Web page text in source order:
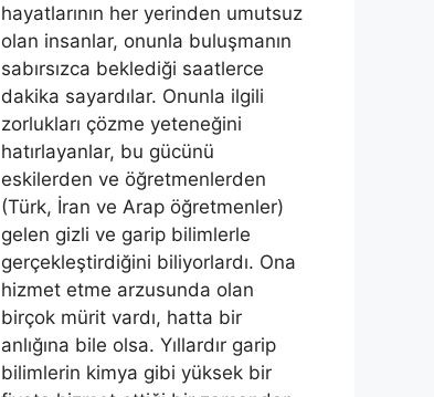
hayatlarının her yerinden umutsuz
olan insanlar, onunla buluşmanın
sabırsızca beklediği saatlerce
dakika sayardılar. Onunla ilgili
zorlukları çözme yeteneğini
hatırlayanlar, bu gücünü
eskilerden ve öğretmenlerden
(Türk, İran ve Arap öğretmenler)
gelen gizli ve garip bilimlerle
gerçekleştirdiğini biliyorlardı. Ona
hizmet etme arzusunda olan
birçok mürit vardı, hatta bir
anlığına bile olsa. Yıllardır garip
bilimlerin kimya gibi yüksek bir